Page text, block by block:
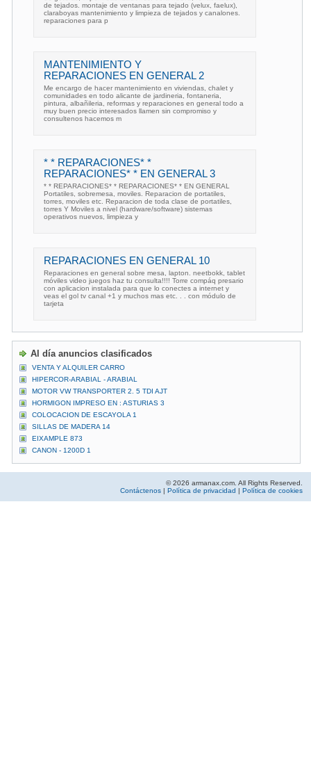
de tejados. montaje de ventanas para tejado (velux, faelux),
claraboyas mantenimiento y limpieza de tejados y canalones.
reparaciones para p
MANTENIMIENTO Y
REPARACIONES EN GENERAL 2
Me encargo de hacer mantenimiento en viviendas, chalet y
comunidades en todo alicante de jardineria, fontaneria,
pintura, albañileria, reformas y reparaciones en general todo a
muy buen precio interesados llamen sin compromiso y
consultenos hacemos m
* * REPARACIONES* *
REPARACIONES* * EN GENERAL 3
* * REPARACIONES* * REPARACIONES* * EN GENERAL
Portatiles, sobremesa, moviles. Reparacion de portatiles,
torres, moviles etc. Reparacion de toda clase de portatiles,
torres Y Moviles a nivel (hardware/software) sistemas
operativos nuevos, limpieza y
REPARACIONES EN GENERAL 10
Reparaciones en general sobre mesa, lapton. neetbokk, tablet
móviles video juegos haz tu consulta!!!! Torre compáq presario
con aplicacion instalada para que lo conectes a internet y
veas el gol tv canal +1 y muchos mas etc. . . con módulo de
tarjeta
Al día anuncios clasificados
VENTA Y ALQUILER CARRO
HIPERCOR-ARABIAL - ARABIAL
MOTOR VW TRANSPORTER 2. 5 TDI AJT
HORMIGON IMPRESO EN : ASTURIAS 3
COLOCACION DE ESCAYOLA 1
SILLAS DE MADERA 14
EIXAMPLE 873
CANON - 1200D 1
© 2026 armanax.com. All Rights Reserved.
Contáctenos | Política de privacidad | Política de cookies